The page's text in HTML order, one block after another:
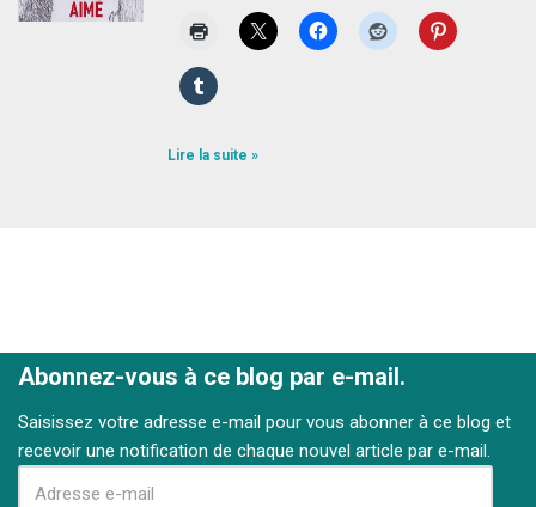
Lire la suite »
Abonnez-vous à ce blog par e-mail.
Saisissez votre adresse e-mail pour vous abonner à ce blog et
recevoir une notification de chaque nouvel article par e-mail.